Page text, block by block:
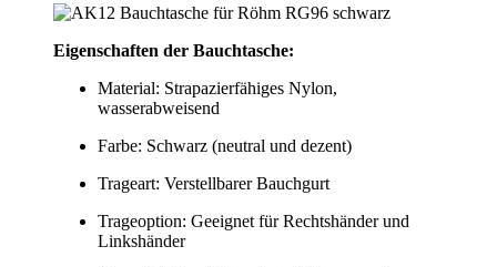
Eigenschaften der Bauchtasche:
Material: Strapazierfähiges Nylon,
wasserabweisend
Farbe: Schwarz (neutral und dezent)
Trageart: Verstellbarer Bauchgurt
Trageoption: Geeignet für Rechtshänder und
Linkshänder